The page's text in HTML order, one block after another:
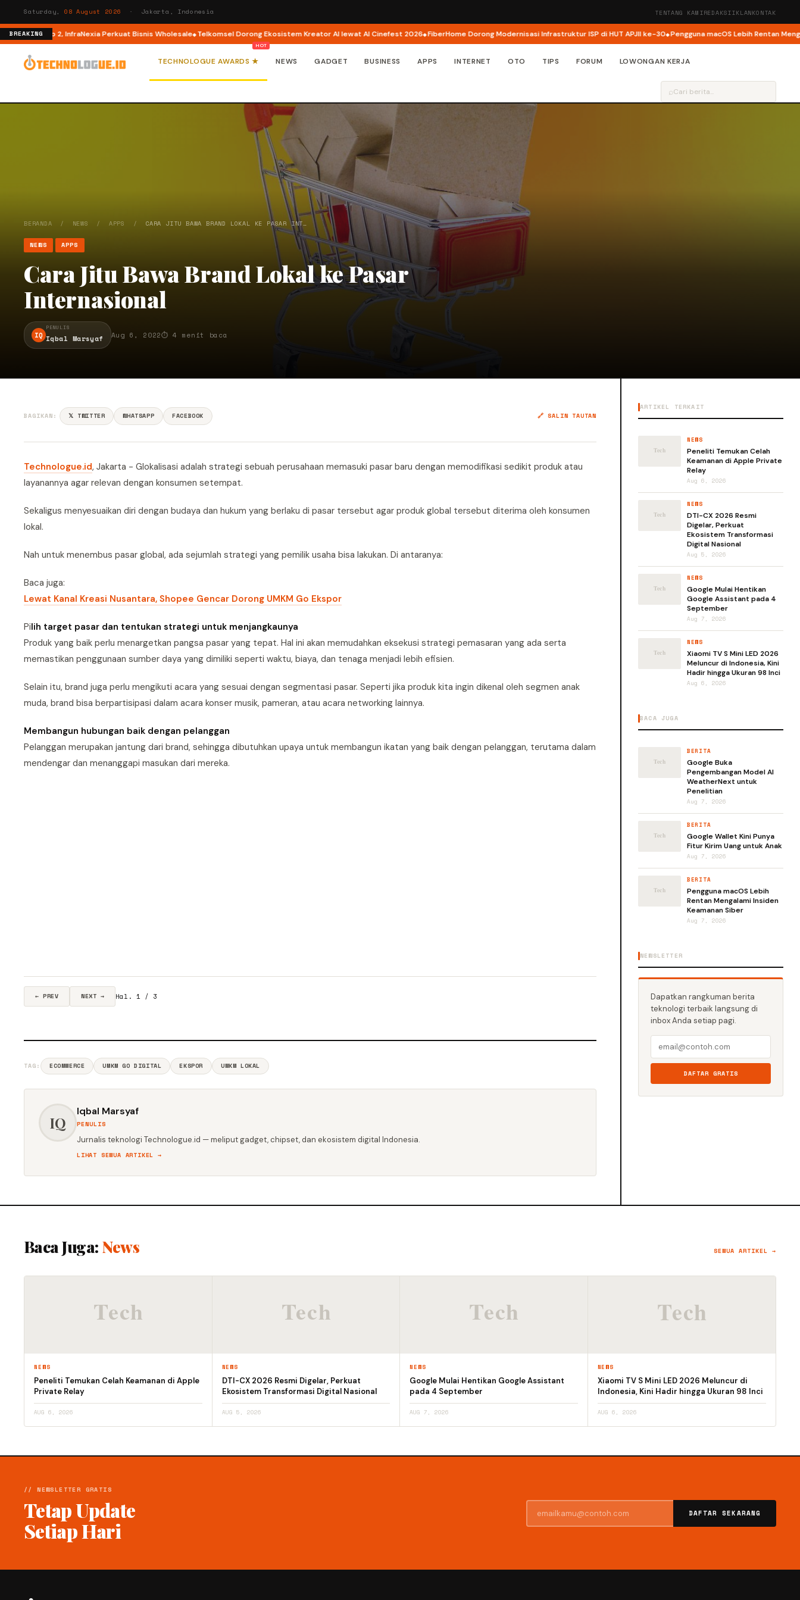
Saturday, 08 August 2026 · Jakarta, Indonesia TENTANG KAMIREDAKSIIKLANKONTAK
BREAKING
Tahap 2, InfraNexia Perkuat Bisnis Wholesale Telkomsel Dorong Ekosistem Kreator AI lewat AI Cinefest 2026 FiberHome Dorong Modernisasi Infrastruktur ISP di HUT APJII ke-30 Pengguna macOS Lebih Rentan
TECHNOLOGUE AWARDS ★ NEWS GADGET BUSINESS APPS INTERNET OTO TIPS FORUM LOWONGAN KERJA
⌕
BERANDA / NEWS / APPS / CARA JITU BAWA BRAND LOKAL KE PASAR INT…
NEWS APPS
Cara Jitu Bawa Brand Lokal ke Pasar
Internasional
IQ
PENULIS
Iqbal Marsyaf Aug 6, 2022⏱ 4 menit baca
BAGIKAN: 𝕏 TWITTER WHATSAPP FACEBOOK 🔗 SALIN TAUTAN
Technologue.id, Jakarta - Glokalisasi adalah strategi sebuah perusahaan memasuki pasar baru dengan memodifikasi sedikit produk atau
layanannya agar relevan dengan konsumen setempat.
Sekaligus menyesuaikan diri dengan budaya dan hukum yang berlaku di pasar tersebut agar produk global tersebut diterima oleh konsumen
lokal.
Nah untuk menembus pasar global, ada sejumlah strategi yang pemilik usaha bisa lakukan. Di antaranya:
Baca juga:
Lewat Kanal Kreasi Nusantara, Shopee Gencar Dorong UMKM Go Ekspor
Pilih target pasar dan tentukan strategi untuk menjangkaunya
Produk yang baik perlu menargetkan pangsa pasar yang tepat. Hal ini akan memudahkan eksekusi strategi pemasaran yang ada serta
memastikan penggunaan sumber daya yang dimiliki seperti waktu, biaya, dan tenaga menjadi lebih efisien.
Selain itu, brand juga perlu mengikuti acara yang sesuai dengan segmentasi pasar. Seperti jika produk kita ingin dikenal oleh segmen anak
muda, brand bisa berpartisipasi dalam acara konser musik, pameran, atau acara networking lainnya.
Membangun hubungan baik dengan pelanggan
Pelanggan merupakan jantung dari brand, sehingga dibutuhkan upaya untuk membangun ikatan yang baik dengan pelanggan, terutama dalam
mendengar dan menanggapi masukan dari mereka.
← PREV NEXT → Hal. 1 / 3
TAG: ECOMMERCE UMKM GO DIGITAL EKSPOR UMKM LOKAL
IQ
Iqbal Marsyaf
PENULIS
Jurnalis teknologi Technologue.id — meliput gadget, chipset, dan ekosistem digital Indonesia.
LIHAT SEMUA ARTIKEL →
ARTIKEL TERKAIT
NEWS
Peneliti Temukan Celah
Keamanan di Apple Private
Relay
Aug 6, 2026
NEWS
DTI-CX 2026 Resmi
Digelar, Perkuat
Ekosistem Transformasi
Digital Nasional
Aug 5, 2026
NEWS
Google Mulai Hentikan
Google Assistant pada 4
September
Aug 7, 2026
NEWS
Xiaomi TV S Mini LED 2026
Meluncur di Indonesia, Kini
Hadir hingga Ukuran 98 Inci
Aug 6, 2026
BACA JUGA
BERITA
Google Buka
Pengembangan Model AI
WeatherNext untuk
Penelitian
Aug 7, 2026
BERITA
Google Wallet Kini Punya
Fitur Kirim Uang untuk Anak
Aug 7, 2026
BERITA
Pengguna macOS Lebih
Rentan Mengalami Insiden
Keamanan Siber
Aug 7, 2026
NEWSLETTER
Dapatkan rangkuman berita
teknologi terbaik langsung di
inbox Anda setiap pagi.
DAFTAR GRATIS
Baca Juga: News SEMUA ARTIKEL →
NEWS
Peneliti Temukan Celah Keamanan di Apple
Private Relay
AUG 6, 2026
NEWS
DTI-CX 2026 Resmi Digelar, Perkuat
Ekosistem Transformasi Digital Nasional
AUG 5, 2026
NEWS
Google Mulai Hentikan Google Assistant
pada 4 September
AUG 7, 2026
NEWS
Xiaomi TV S Mini LED 2026 Meluncur di
Indonesia, Kini Hadir hingga Ukuran 98 Inci
AUG 6, 2026
// NEWSLETTER GRATIS
Tetap Update
Setiap Hari
DAFTAR SEKARANG